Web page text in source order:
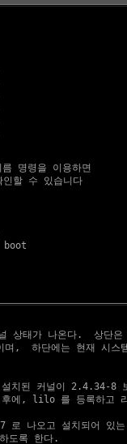
명령을 이용하면
할 수 있습니다
boot
상태가 나온다.  상단은
,  하단에는 현재 시스
치된 커널이 2.4.34-8
에, lilo 를 등록하고
로 나오고 설치되어 있
도록 한다.